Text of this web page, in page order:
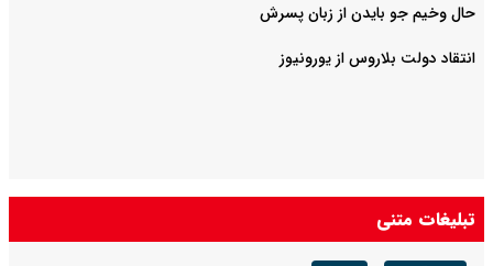
حال وخیم جو بایدن از زبان پسرش
انتقاد دولت بلاروس از یورونیوز
تبلیغات متنی